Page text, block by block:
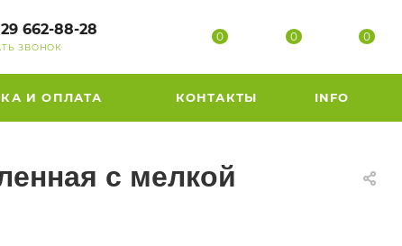
662-88-28
ЗВОНОК
0 0 0
И ОПЛАТА КОНТАКТЫ INFO
с мелкой